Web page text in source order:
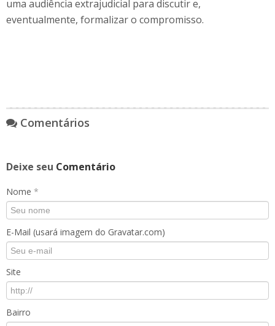
uma audiência extrajudicial para discutir e,
eventualmente, formalizar o compromisso.
Comentários
Deixe seu Comentário
Nome *
E-Mail (usará imagem do Gravatar.com)
Site
Bairro